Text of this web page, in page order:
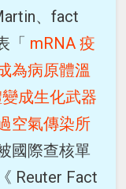
、fact
「 mRNA 疫
為病原體溫
成生化武器
空氣傳染所
國際查核單
Reuter Fact